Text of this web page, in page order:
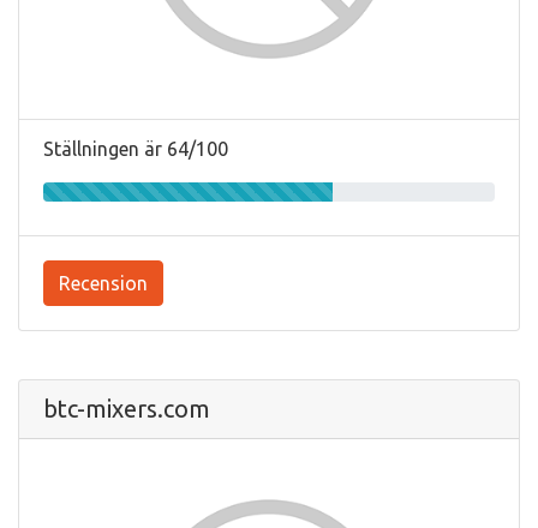
Ställningen är 64/100
Recension
btc-mixers.com